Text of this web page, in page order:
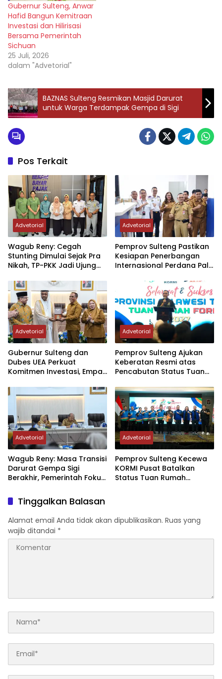
Gubernur Sulteng, Anwar
Hafid Bangun Kemitraan
Investasi dan Hilirisasi
Bersama Pemerintah
Sichuan
25 Juli, 2026
dalam "Advetorial"
BAZNAS Sulteng Resmikan Masjid Darurat
untuk Warga Terdampak Gempa di Sigi
Pos Terkait
Advetorial
Wagub Reny: Cegah
Stunting Dimulai Sejak Pra
Nikah, TP-PKK Jadi Ujung
Advetorial
Pemprov Sulteng Pastikan
Kesiapan Penerbangan
Internasional Perdana Palu
Advetorial
Gubernur Sulteng dan
Dubes UEA Perkuat
Komitmen Investasi, Empat
Advetorial
Pemprov Sulteng Ajukan
Keberatan Resmi atas
Pencabutan Status Tuan
2027
Advetorial
Wagub Reny: Masa Transisi
Darurat Gempa Sigi
Berakhir, Pemerintah Fokus
Advetorial
Pemprov Sulteng Kecewa
KORMI Pusat Batalkan
Status Tuan Rumah
Tinggalkan Balasan
Alamat email Anda tidak akan dipublikasikan. Ruas yang
wajib ditandai *